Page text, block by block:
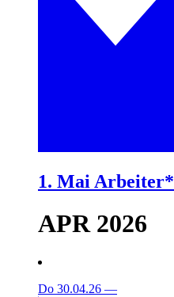
1. Mai
APR 2026
Do 30.04.26 —